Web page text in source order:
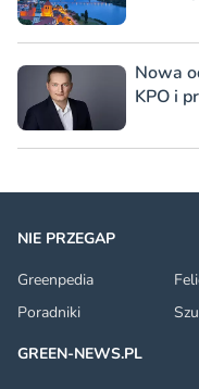
Nowa
KPO i
NIE PRZEGAP
Greenpedia
Poradniki
GREEN-NEWS.PL